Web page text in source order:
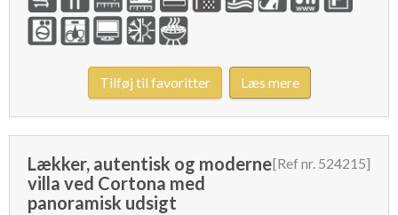
Tilføj til favoritter Læs mere
Lækker, autentisk og moderne
villa ved Cortona med
panoramisk udsigt
[Ref nr. 524215]